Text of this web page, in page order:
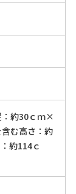
約30ｃｍ×
む高さ：約
約114ｃ